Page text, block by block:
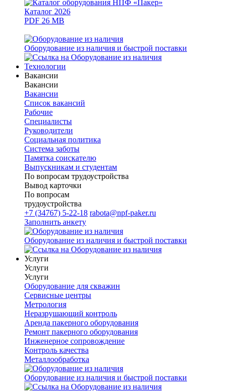
Каталог 2026
PDF 26 MB
Оборудование из наличия и быстрой поставки
Технологии
Вакансии
Вакансии
Вакансии
Список вакансий
Рабочие
Специалисты
Руководители
Cоциальная политика
Система заботы
Памятка соискателю
Выпускникам и студентам
По вопросам трудоустройства
Вывод карточки
По вопросам
трудоустройства
+7 (34767) 5-22-18 rabota@npf-paker.ru
Заполнить анкету
Оборудование из наличия и быстрой поставки
Услуги
Услуги
Услуги
Оборудование для скважин
Сервисные центры
Метрология
Неразрушающий контроль
Аренда пакерного оборудования
Ремонт пакерного оборудования
Инженерное сопровождение
Контроль качества
Металлообработка
Оборудование из наличия и быстрой поставки